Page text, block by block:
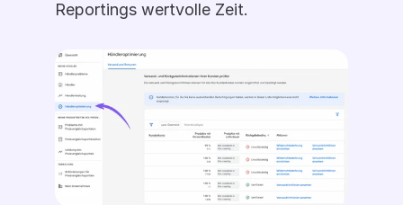
Reportings wertvolle Zeit.